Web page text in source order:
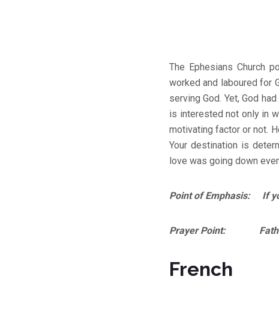
The Ephesians Church
worked and laboured for
serving God. Yet, God
is interested not only in
motivating factor or not.
Your destination is
love was going down
Point of Emphasis: If
Prayer Point: Father,
French